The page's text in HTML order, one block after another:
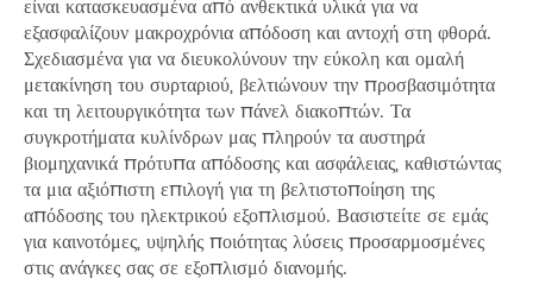
είναι κατασκευασμένα από ανθεκτικά υλικά για να
εξασφαλίζουν μακροχρόνια απόδοση και αντοχή στη φθορά.
Σχεδιασμένα για να διευκολύνουν την εύκολη και ομαλή
μετακίνηση του συρταριού, βελτιώνουν την προσβασιμότητα
και τη λειτουργικότητα των πάνελ διακοπτών. Τα
συγκροτήματα κυλίνδρων μας πληρούν τα αυστηρά
βιομηχανικά πρότυπα απόδοσης και ασφάλειας, καθιστώντας
τα μια αξιόπιστη επιλογή για τη βελτιστοποίηση της
απόδοσης του ηλεκτρικού εξοπλισμού. Βασιστείτε σε εμάς
για καινοτόμες, υψηλής ποιότητας λύσεις προσαρμοσμένες
στις ανάγκες σας σε εξοπλισμό διανομής.